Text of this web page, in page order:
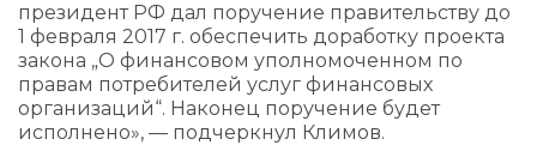
президент РФ дал поручение правительству до
1 февраля 2017 г. обеспечить доработку проекта
закона „О финансовом уполномоченном по
правам потребителей услуг финансовых
организаций“. Наконец поручение будет
исполнено», — подчеркнул Климов.